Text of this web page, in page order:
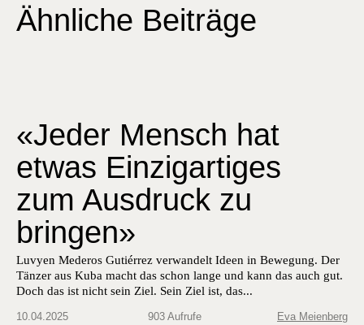
Ähnliche Beiträge
«Jeder Mensch hat
etwas Einzigartiges
zum Ausdruck zu
bringen»
Luvyen Mederos Gutiér­rez ver­wan­delt Ideen in Bewe­gung. Der
Tänz­er aus Kuba macht das schon lange und kann das auch gut.
Doch das ist nicht sein Ziel. Sein Ziel ist, das...
10.04.2025 903 Aufrufe Eva Meienberg